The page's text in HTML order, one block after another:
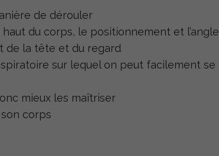
de dérouler
du corps, le positionnement et l’angle
de la tête et du regard
sur lequel on peut facilement se
mieux les maîtriser
corps